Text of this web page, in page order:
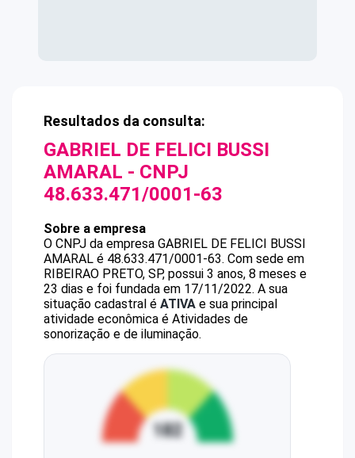
Resultados da consulta:
GABRIEL DE FELICI BUSSI
AMARAL - CNPJ
48.633.471/0001-63
Sobre a empresa
O CNPJ da empresa GABRIEL DE FELICI BUSSI
AMARAL é 48.633.471/0001-63. Com sede em
RIBEIRAO PRETO, SP, possui 3 anos, 8 meses e
23 dias e foi fundada em 17/11/2022. A sua
situação cadastral é ATIVA e sua principal
atividade econômica é Atividades de
sonorização e de iluminação.